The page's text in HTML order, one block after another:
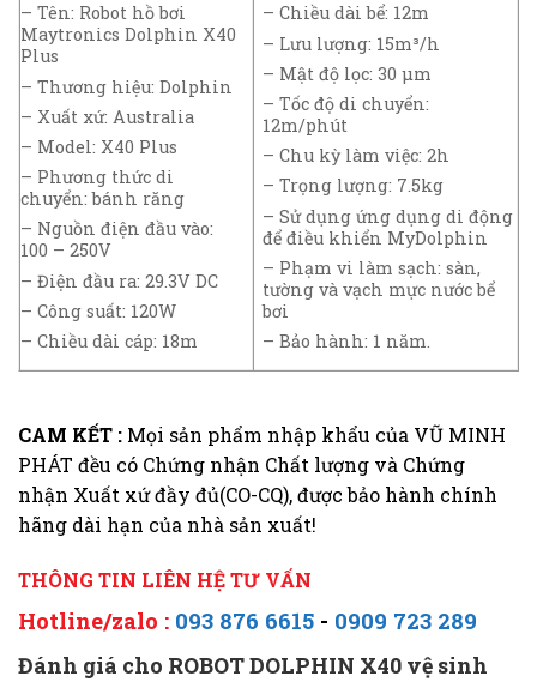
– Tên: Robot hồ bơi
Maytronics Dolphin X40
Plus
– Thương hiệu: Dolphin
– Xuất xứ: Australia
– Model: X40 Plus
– Phương thức di
chuyển: bánh răng
– Nguồn điện đầu vào:
100 – 250V
– Điện đầu ra: 29.3V DC
– Công suất: 120W
– Chiều dài cáp: 18m
– Chiều dài bể: 12m
– Lưu lượng: 15m³/h
– Mật độ lọc: 30 µm
– Tốc độ di chuyển:
12m/phút
– Chu kỳ làm việc: 2h
– Trọng lượng: 7.5kg
– Sử dụng ứng dụng di động
để điều khiển MyDolphin
– Phạm vi làm sạch: sàn,
tường và vạch mực nước bể
bơi
– Bảo hành: 1 năm.
CAM KẾT : Mọi sản phẩm nhập khẩu của VŨ MINH
PHÁT đều có Chứng nhận Chất lượng và Chứng
nhận Xuất xứ đầy đủ(CO-CQ), được bảo hành chính
hãng dài hạn của nhà sản xuất!
THÔNG TIN LIÊN HỆ TƯ VẤN
Hotline/zalo : 093 876 6615 - 0909 723 289
Đánh giá cho ROBOT DOLPHIN X40 vệ sinh